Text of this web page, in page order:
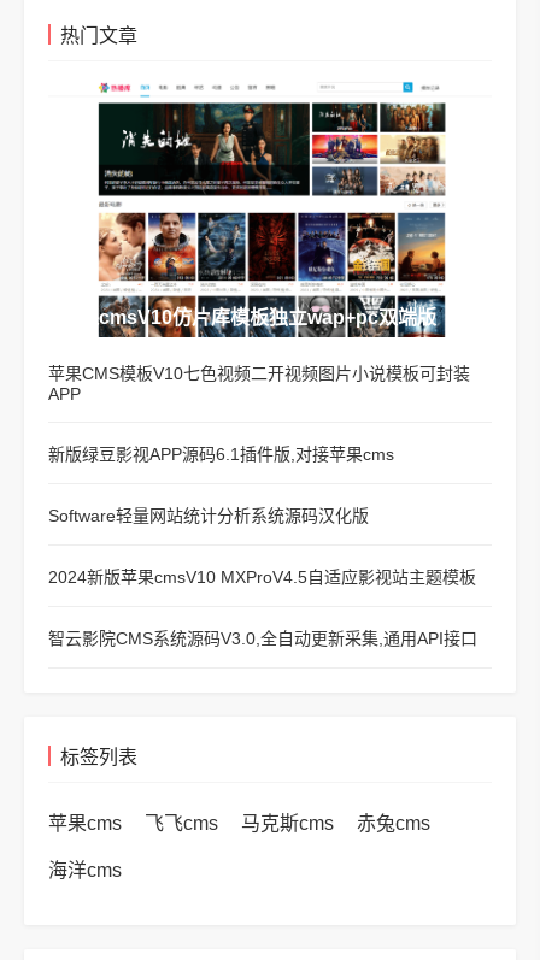
热门文章
苹果cmsV10仿片库模板独立wap+pc双端版
苹果CMS模板V10七色视频二开视频图片小说模板可封装
APP
新版绿豆影视APP源码6.1插件版,对接苹果cms
Software轻量网站统计分析系统源码汉化版
2024新版苹果cmsV10 MXProV4.5自适应影视站主题模板
智云影院CMS系统源码V3.0,全自动更新采集,通用API接口
标签列表
苹果cms 飞飞cms 马克斯cms 赤兔cms
海洋cms